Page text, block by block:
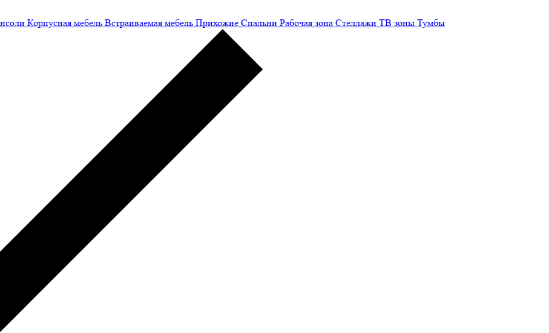
Корпусная мебель Встраиваемая мебель Прихожие Спальни Рабочая зона Стеллажи ТВ зоны Тумбы